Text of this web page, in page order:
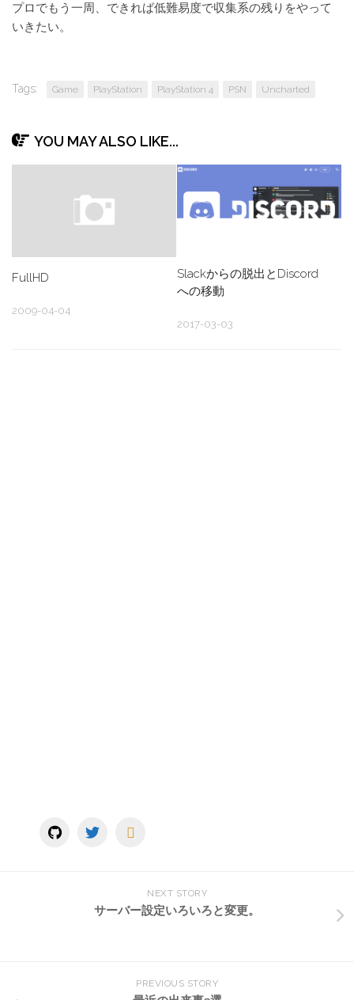
プロでもう一周、できれば低難易度で収集系の残りをやって
いきたい。
Tags: Game PlayStation PlayStation 4 PSN Uncharted
YOU MAY ALSO LIKE...
FullHD
2009-04-04
Slackからの脱出とDiscord
への移動
2017-03-03
NEXT STORY
サーバー設定いろいろと変更。
PREVIOUS STORY